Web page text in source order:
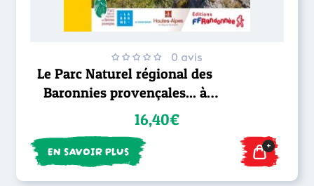
0 avis
Le Parc Naturel régional des
Baronnies provençales... à
pied16,40€
EN SAVOIR PLUS +